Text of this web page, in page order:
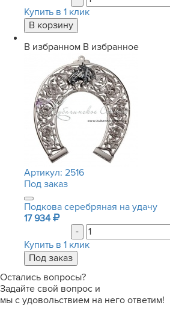
Купить в 1 клик
В избранном В избранное
Артикул: 2516
Под заказ
Подкова серебряная на удачу
17 934
-
Купить в 1 клик
Остались вопросы?
Задайте свой вопрос и
мы с удовольствием на него ответим!